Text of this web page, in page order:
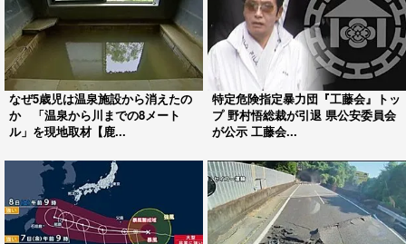
なぜ5歳児は温泉施設から消えたの
か 「温泉から川までの8メート
ル」を現地取材【鹿...
特定危険指定暴力団『工藤会』トッ
プ 野村悟総裁が引退 県公安委員会
が公示 工藤会...